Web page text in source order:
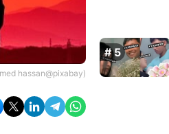
hassan@pixabay)